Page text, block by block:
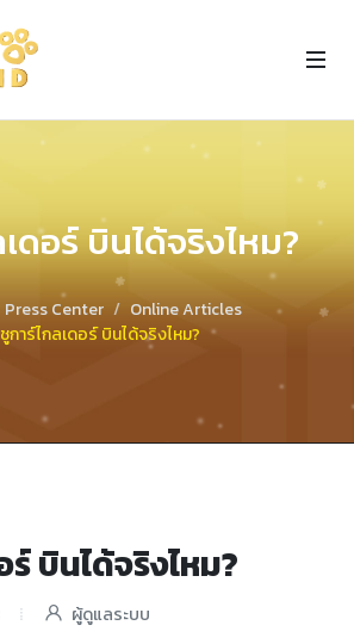
ดอร์ บินได้จริงไหม?
Press Center
Online Articles
ชูการ์ไกลเดอร์ บินได้จริงไหม?
ร์ บินได้จริงไหม?
ผู้ดูแลระบบ